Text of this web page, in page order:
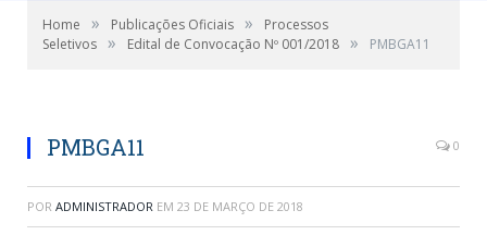
Home » Publicações Oficiais »
Processos
Seletivos » Edital de Convocação Nº 001/2018 » PMBGA11
PMBGA11 0
POR ADMINISTRADOR EM 23 DE MARÇO DE 2018